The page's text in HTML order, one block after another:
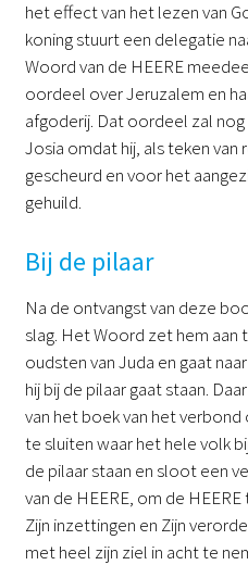
het effect van het lezen van
koning stuurt een delegatie
Woord van de HEERE
oordeel over Jeruzalem en
afgoderij. Dat oordeel zal
Josia omdat hij, als teken van
gescheurd en voor het
gehuild.
Bij de pilaar
Na de ontvangst van deze
slag. Het Woord zet hem
oudsten van Juda en gaat
hij bij de pilaar gaat staan.
van het boek van het
te sluiten waar het hele volk
de pilaar staan en sloot een
van de HEERE, om de
Zijn inzettingen en Zijn
met heel zijn ziel in acht te